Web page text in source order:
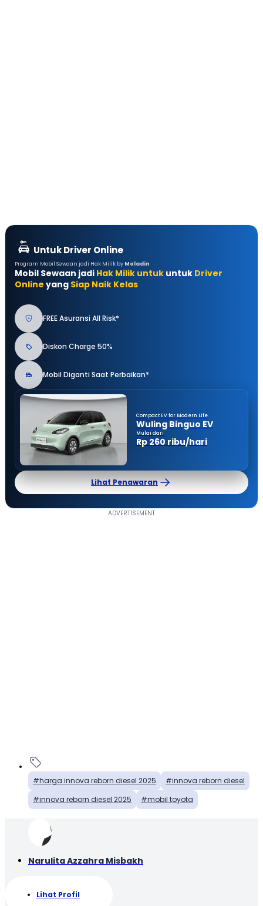
Untuk Driver Online
Program Mobil Sewaan jadi Hak Milik by Moladin
Mobil Sewaan jadi Hak Milik untuk untuk Driver
Online yang Siap Naik Kelas
FREE Asuransi All Risk*
Diskon Charge 50%
Mobil Diganti Saat Perbaikan*
Compact EV for Modern Life
Wuling Binguo EV
Mulai dari
Rp 260 ribu/hari
Lihat Penawaran
harga innova reborn diesel 2025
innova reborn diesel
innova reborn diesel 2025
mobil toyota
Narulita Azzahra Misbakh
Lihat Profil